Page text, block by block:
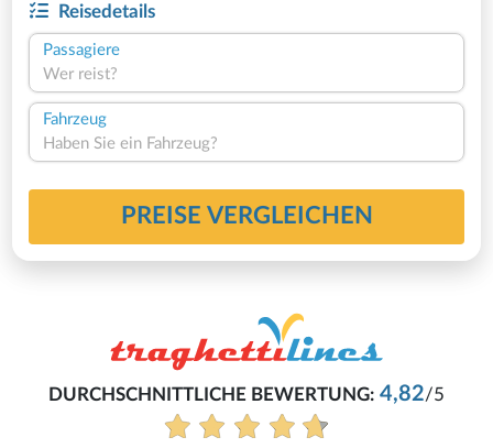
Reisedetails
Passagiere
Wer reist?
Fahrzeug
Haben Sie ein Fahrzeug?
PREISE VERGLEICHEN
DURCHSCHNITTLICHE BEWERTUNG: 4,82/5